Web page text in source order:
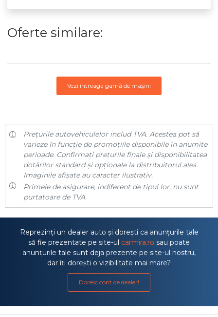
Oferte similare:
Vezi întreaga gamă de mașini
Prețurile autovehiculelor includ TVA. Acestea pot să
varieze în funcție de promoțiile disponibile în anumite
perioade. Confirmați prețurile finale și disponibilitatea
dotărilor standard și opționale la distribuitorul ales.
Imaginile afișate au caracter ilustrativ.
Primele de asigurare, indiferent de tipul lor, nu sunt
purtatoare de TVA.
Reprezinți un dealer auto și dorești ca anunțurile tale
să fie prezentate pe site-ul carmira.ro sau poate
anunțurile tale sunt deja prezente pe site-ul nostru,
dar îți dorești o vizibilitate mai mare?
Doresc cont de dealer!